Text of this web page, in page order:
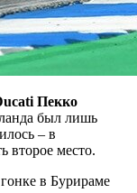
Пекко
был лишь
– в
второе место.
в Бурираме